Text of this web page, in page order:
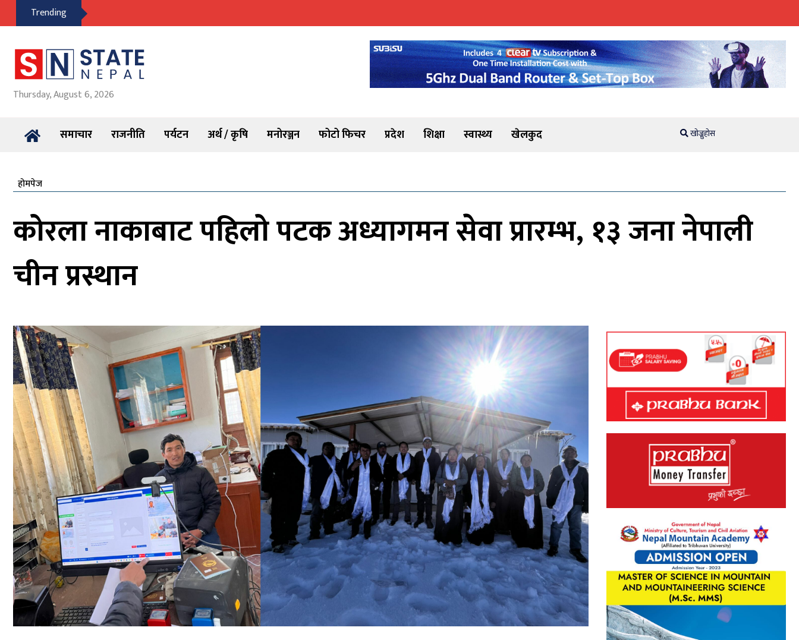
Trending
Thursday, August 6, 2026
समाचार राजनीति पर्यटन अर्थ / कृषि मनोरञ्जन फोटो फिचर प्रदेश शिक्षा स्वास्थ्य खेलकुद खोज्नुहोस
होमपेज
कोरला नाकाबाट पहिलो पटक अध्यागमन सेवा प्रारम्भ, १३ जना नेपाली
चीन प्रस्थान